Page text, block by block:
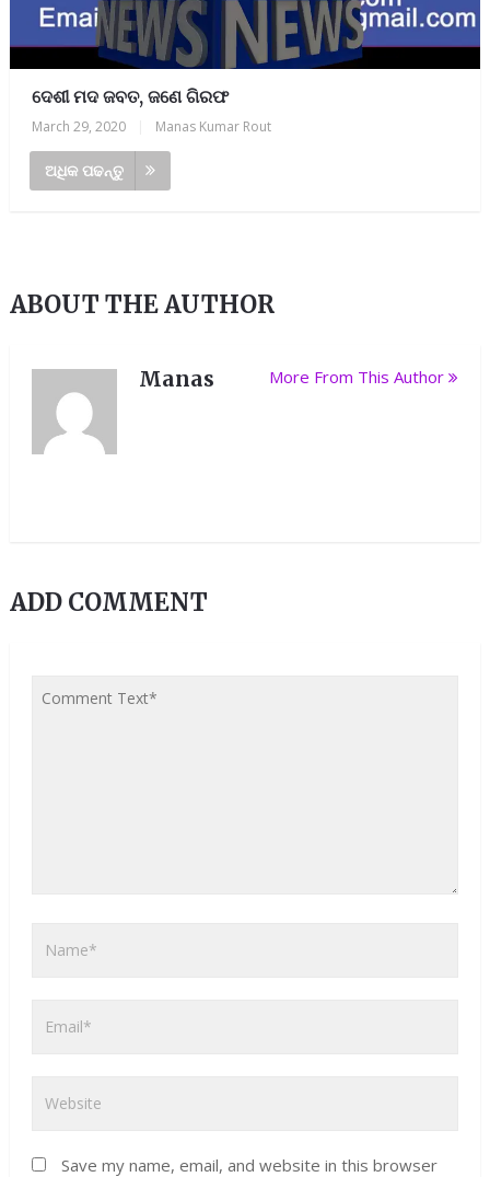
ଦେଶୀ ମଦ ଜବତ, ଜଣେ ଗିରଫ
March 29, 2020 Manas Kumar Rout
ଅଧିକ ପଢନ୍ତୁ
ABOUT THE AUTHOR
Manas More From This Author
ADD COMMENT
Save my name, email, and website in this browser